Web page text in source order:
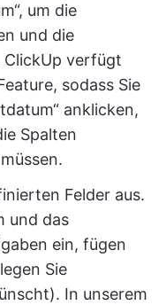
um die
und die
ClickUp verfügt
sodass Sie
anklicken,
Spalten
Felder aus.
und das
ein, fügen
Sie
In unserem